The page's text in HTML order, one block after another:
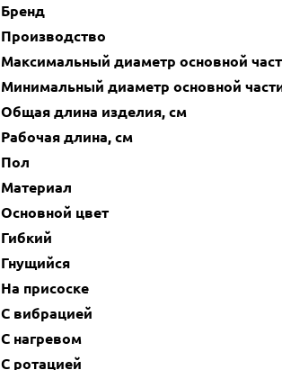
Бренд
Производство
Максимальный диаметр основной
Минимальный диаметр основной
Общая длина изделия, см
Рабочая длина, см
Пол
Материал
Основной цвет
Гибкий
Гнущийся
На присоске
С вибрацией
С нагревом
С ротацией